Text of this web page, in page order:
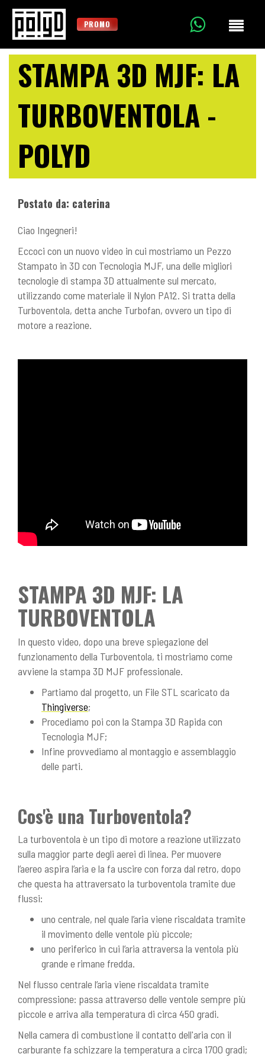
PROMO
STAMPA 3D MJF: LA
TURBOVENTOLA -
POLYD
Postato da: caterina
Ciao Ingegneri!
Eccoci con un nuovo video in cui mostriamo un Pezzo
Stampato in 3D con Tecnologia MJF, una delle migliori
tecnologie di stampa 3D attualmente sul mercato,
utilizzando come materiale il Nylon PA12. Si tratta della
Turboventola, detta anche Turbofan, ovvero un tipo di
motore a reazione.
STAMPA 3D MJF: LA
TURBOVENTOLA
In questo video, dopo una breve spiegazione del
funzionamento della Turboventola, ti mostriamo come
avviene la stampa 3D MJF professionale.
Partiamo dal progetto, un File STL scaricato da
Thingiverse;
Procediamo poi con la Stampa 3D Rapida con
Tecnologia MJF;
Infine provvediamo al montaggio e assemblaggio
delle parti.
Cos'è una Turboventola?
La turboventola è un tipo di motore a reazione utilizzato
sulla maggior parte degli aerei di linea. Per muovere
l’aereo aspira l’aria e la fa uscire con forza dal retro, dopo
che questa ha attraversato la turboventola tramite due
flussi:
uno centrale, nel quale l’aria viene riscaldata tramite
il movimento delle ventole più piccole;
uno periferico in cui l’aria attraversa la ventola più
grande e rimane fredda.
Nel flusso centrale l’aria viene riscaldata tramite
compressione: passa attraverso delle ventole sempre più
piccole e arriva alla temperatura di circa 450 gradi.
Nella camera di combustione il contatto dell'aria con il
carburante fa schizzare la temperatura a circa 1700 gradi;